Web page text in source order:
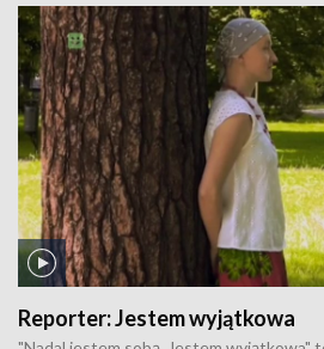
Reporter:Jestem wyjątkowa